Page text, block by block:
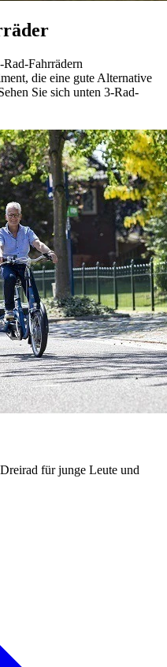
Fahrrädern
die eine gute Alternative
Sie sich unten 3-Rad-
für junge Leute und